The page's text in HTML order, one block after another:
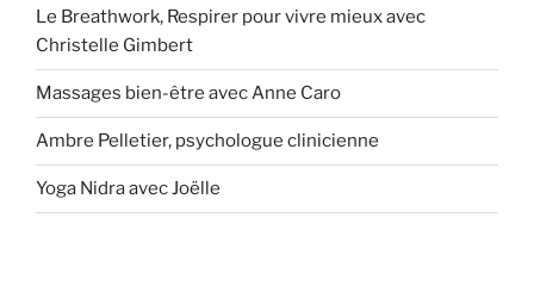
Le Breathwork, Respirer pour vivre mieux avec
Christelle Gimbert
Massages bien-être avec Anne Caro
Ambre Pelletier, psychologue clinicienne
Yoga Nidra avec Joëlle